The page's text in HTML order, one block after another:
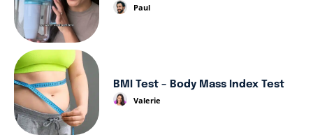
Paul
BMI Test – Body Mass Index Test
Valerie